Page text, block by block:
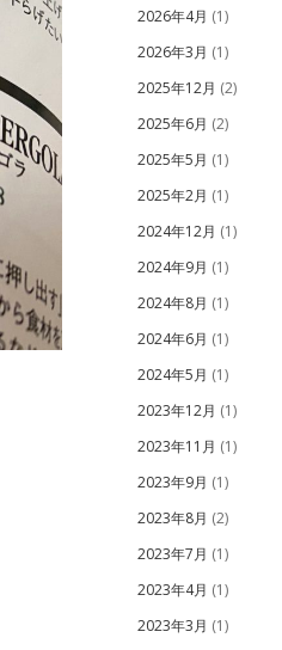
2026年4月 (1)
2026年3月 (1)
2025年12月 (2)
2025年6月 (2)
2025年5月 (1)
2025年2月 (1)
2024年12月 (1)
2024年9月 (1)
2024年8月 (1)
2024年6月 (1)
2024年5月 (1)
2023年12月 (1)
2023年11月 (1)
2023年9月 (1)
2023年8月 (2)
2023年7月 (1)
2023年4月 (1)
2023年3月 (1)